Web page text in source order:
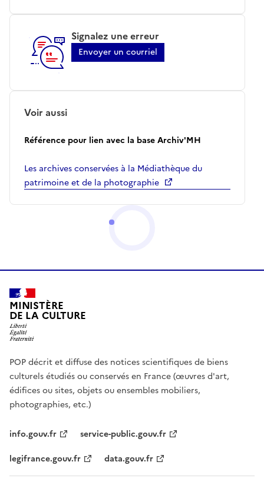
Signalez une erreur
Envoyer un courriel
Voir aussi
Référence pour lien avec la base Archiv'MH
Les archives conservées à la Médiathèque du
patrimoine et de la photographie
MINISTÈRE
DE LA CULTURE
POP décrit et diffuse des notices scientifiques de biens
culturels étudiés ou conservés en France (œuvres d'art,
édifices ou sites, objets ou ensembles mobiliers,
photographies, etc.)
info.gouv.fr
service-public.gouv.fr
legifrance.gouv.fr
data.gouv.fr